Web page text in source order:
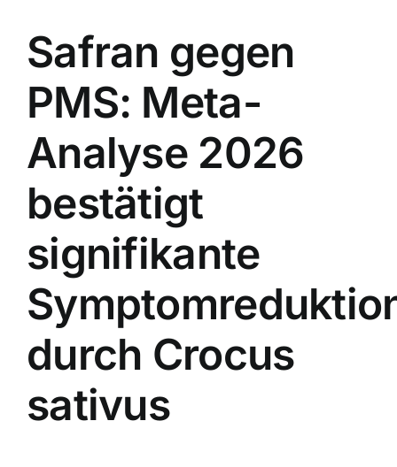
Safran gegen
PMS: Meta-
Analyse 2026
bestätigt
signifikante
durch Crocus
sativus